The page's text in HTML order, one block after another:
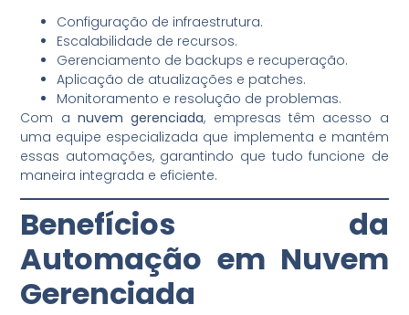
Configuração de infraestrutura.
Escalabilidade de recursos.
Gerenciamento de backups e recuperação.
Aplicação de atualizações e patches.
Monitoramento e resolução de problemas.
Com anuvem gerenciada, empresas têm acesso a
uma equipe especializada que implementa e mantém
essas automações, garantindo que tudo funcione de
maneira integrada e eficiente.
Benefícios da
Automação em Nuvem
Gerenciada